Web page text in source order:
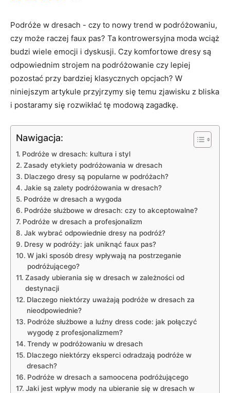
Podróże w dresach -‌ czy to ⁢nowy trend w⁢ podróżowaniu,
⁢czy może raczej⁤ faux pas? Ta⁢ kontrowersyjna ‍moda wciąż
budzi wiele emocji i dyskusji. Czy komfortowe dresy są
odpowiednim strojem na podróżowanie czy lepiej⁤
pozostać przy⁢ bardziej klasycznych⁢ opcjach? W
niniejszym artykule przyjrzymy się temu ⁢zjawisku z ⁤bliska
i ⁤postaramy się rozwikłać tę modową zagadkę.
Nawigacja:
Podróże ​w dresach: kultura i styl
Zasady etykiety podróżowania w dresach
Dlaczego dresy są popularne w podróżach?
Jakie są zalety podróżowania w dresach?
Podróże w dresach a wygoda
Podróże służbowe ‍w dresach: ⁢czy‌ to akceptowalne?
Podróże w dresach a‌ profesjonalizm
Jak wybrać odpowiednie ​dresy‌ na podróż?
Dresy ⁣w podróży: jak uniknąć ⁢faux pas?
W jaki sposób dresy ⁢wpływają na ‌postrzeganie
podróżującego?
Zasady ubierania się w dresach w ⁣zależności od⁤
destynacji
Dlaczego ⁢niektórzy uważają podróże‍ w dresach za
‌nieodpowiednie?
Podróże ‍służbowe a⁤ luźny dress code:⁤ jak połączyć
wygodę z⁢ profesjonalizmem?
Trendy ‌w podróżowaniu w ⁢dresach
Dlaczego niektórzy eksperci‍ odradzają podróże ⁤w
dresach?
Podróże w⁢ dresach a samoocena podróżującego
Jaki jest ⁤wpływ⁣ mody na ubieranie się w ⁣dresach ‌w